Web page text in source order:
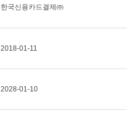
한국신용카드결제㈜
2018-01-11
2028-01-10